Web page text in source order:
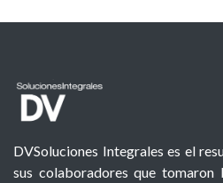
DVSoluciones Integrales es el
sus colaboradores que tomaron